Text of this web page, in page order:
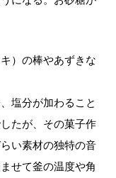
）の棒やあずきな
塩分が加わること
たが、その菓子作
い素材の独特の音
せて釜の温度や角